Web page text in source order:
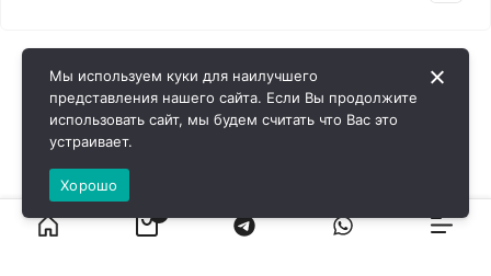
Мы используем куки для наилучшего
представления нашего сайта. Если Вы продолжите
использовать сайт, мы будем считать что Вас это
устраивает.
Хорошо